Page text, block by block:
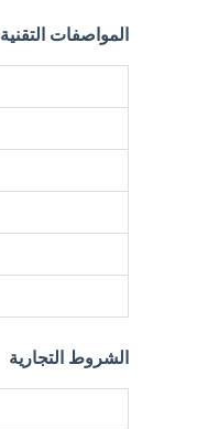
المواصفات التقنية
الشروط التجارية